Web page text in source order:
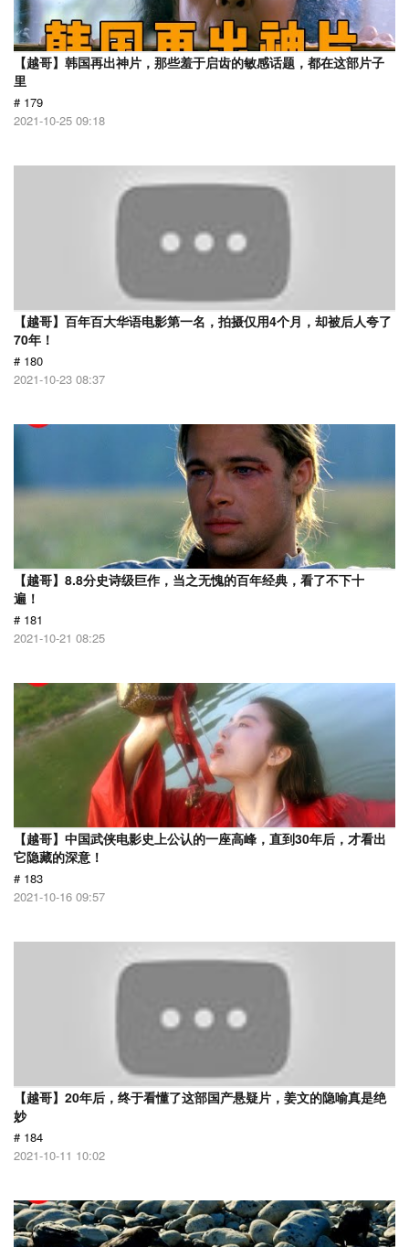
【越哥】韩国再出神片，那些羞于启齿的敏感话题，都在这部片子
里
# 179
2021-10-25 09:18
【越哥】百年百大华语电影第一名，拍摄仅用4个月，却被后人夸了
70年！
# 180
2021-10-23 08:37
【越哥】8.8分史诗级巨作，当之无愧的百年经典，看了不下十
遍！
# 181
2021-10-21 08:25
【越哥】中国武侠电影史上公认的一座高峰，直到30年后，才看出
它隐藏的深意！
# 183
2021-10-16 09:57
【越哥】20年后，终于看懂了这部国产悬疑片，姜文的隐喻真是绝
妙
# 184
2021-10-11 10:02